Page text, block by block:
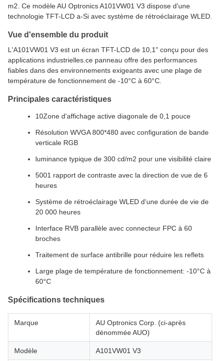
m2. Ce modèle AU Optronics A101VW01 V3 dispose d'une
technologie TFT-LCD a-Si avec système de rétroéclairage WLED.
Vue d'ensemble du produit
L'A101VW01 V3 est un écran TFT-LCD de 10,1" conçu pour des
applications industrielles.ce panneau offre des performances
fiables dans des environnements exigeants avec une plage de
température de fonctionnement de -10°C à 60°C.
Principales caractéristiques
10Zone d'affichage active diagonale de 0,1 pouce
Résolution WVGA 800*480 avec configuration de bande
verticale RGB
luminance typique de 300 cd/m2 pour une visibilité claire
5001 rapport de contraste avec la direction de vue de 6
heures
Système de rétroéclairage WLED d'une durée de vie de
20 000 heures
Interface RVB parallèle avec connecteur FPC à 60
broches
Traitement de surface antibrille pour réduire les reflets
Large plage de température de fonctionnement: -10°C à
60°C
Spécifications techniques
Marque
AU Optronics Corp. (ci-après
dénommée AUO)
Modèle A101VW01 V3